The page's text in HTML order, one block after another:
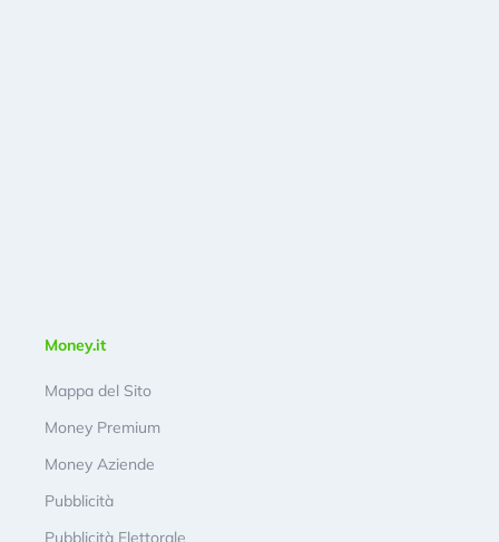
Money.it
Mappa del Sito
Money Premium
Money Aziende
Pubblicità
Pubblicità Elettorale